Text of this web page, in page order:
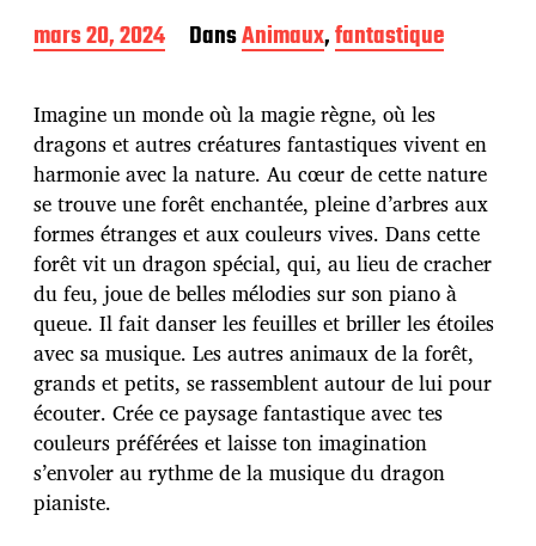
D
a
e
d
e
p
u
b
l
i
c
a
t
i
o
n
mars 20, 2024 DansAnimaux,fantastique
Imagine un monde où la magie règne, où les
dragons et autres créatures fantastiques vivent en
harmonie avec la nature. Au cœur de cette nature
se trouve une forêt enchantée, pleine d’arbres aux
formes étranges et aux couleurs vives. Dans cette
forêt vit un dragon spécial, qui, au lieu de cracher
du feu, joue de belles mélodies sur son piano à
queue. Il fait danser les feuilles et briller les étoiles
avec sa musique. Les autres animaux de la forêt,
grands et petits, se rassemblent autour de lui pour
écouter. Crée ce paysage fantastique avec tes
couleurs préférées et laisse ton imagination
s’envoler au rythme de la musique du dragon
pianiste.